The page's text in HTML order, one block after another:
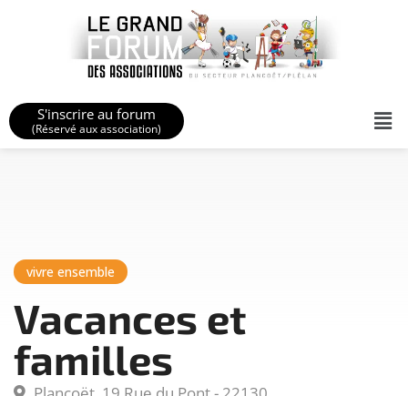
S'inscrire au forum
(Réservé aux association)
vivre ensemble
Vacances et
familles